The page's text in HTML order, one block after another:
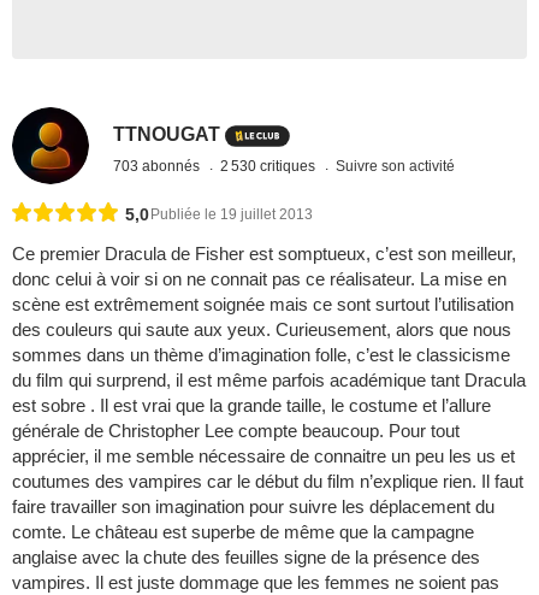
TTNOUGAT
703 abonnés 2 530 critiques Suivre son activité
5,0 Publiée le 19 juillet 2013
Ce premier Dracula de Fisher est somptueux, c’est son meilleur,
donc celui à voir si on ne connait pas ce réalisateur. La mise en
scène est extrêmement soignée mais ce sont surtout l’utilisation
des couleurs qui saute aux yeux. Curieusement, alors que nous
sommes dans un thème d’imagination folle, c’est le classicisme
du film qui surprend, il est même parfois académique tant Dracula
est sobre . Il est vrai que la grande taille, le costume et l’allure
générale de Christopher Lee compte beaucoup. Pour tout
apprécier, il me semble nécessaire de connaitre un peu les us et
coutumes des vampires car le début du film n’explique rien. Il faut
faire travailler son imagination pour suivre les déplacement du
comte. Le château est superbe de même que la campagne
anglaise avec la chute des feuilles signe de la présence des
vampires. Il est juste dommage que les femmes ne soient pas